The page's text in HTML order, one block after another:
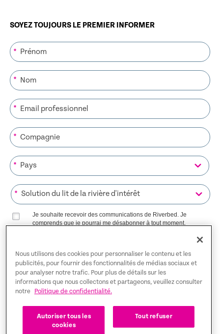
SOYEZ TOUJOURS LE PREMIER INFORMER
*
*
*
*
*
*
Je souhaite recevoir des communications de Riverbed. Je
comprends que je pourrai me désabonner à tout moment.
S’INSCRIRE SUR LA LISTE
Trust Center
Nous utilisons des cookies pour personnaliser le contenu et les
publicités, pour fournir des fonctionnalités de médias sociaux et
pour analyser notre trafic. Pour plus de détails sur les
informations que nous collectons et partageons, veuillez consulter
notre
Politique de confidentialité.
Autoriser tous les
cookies
Tout refuser